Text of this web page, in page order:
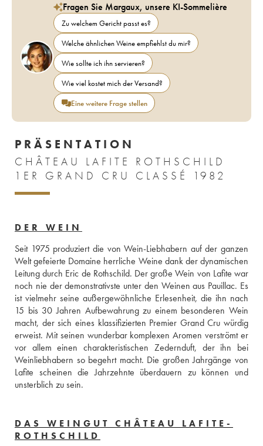
Fragen Sie Margaux, unsere KI-Sommelière
Zu welchem Gericht passt es?
Welche ähnlichen Weine empfiehlst du mir?
Wie sollte ich ihn servieren?
Wie viel kostet mich der Versand?
Eine weitere Frage stellen
PRÄSENTATION
CHÂTEAU LAFITE ROTHSCHILD
1ER GRAND CRU CLASSÉ 1982
DER WEIN
Seit 1975 produziert die von Wein-Liebhabern auf der ganzen
Welt gefeierte Domaine herrliche Weine dank der dynamischen
Leitung durch Eric de Rothschild. Der große Wein von Lafite war
noch nie der demonstrativste unter den Weinen aus Pauillac. Es
ist vielmehr seine außergewöhnliche Erlesenheit, die ihn nach
15 bis 30 Jahren Aufbewahrung zu einem besonderen Wein
macht, der sich eines klassifizierten Premier Grand Cru würdig
erweist. Mit seinen wunderbar komplexen Aromen verströmt er
vor allem einen charakteristischen Zedernduft, der ihn bei
Weinliebhabern so begehrt macht. Die großen Jahrgänge von
Lafite scheinen die Jahrzehnte überdauern zu können und
unsterblich zu sein.
DAS WEINGUT CHÂTEAU LAFITE-
ROTHSCHILD